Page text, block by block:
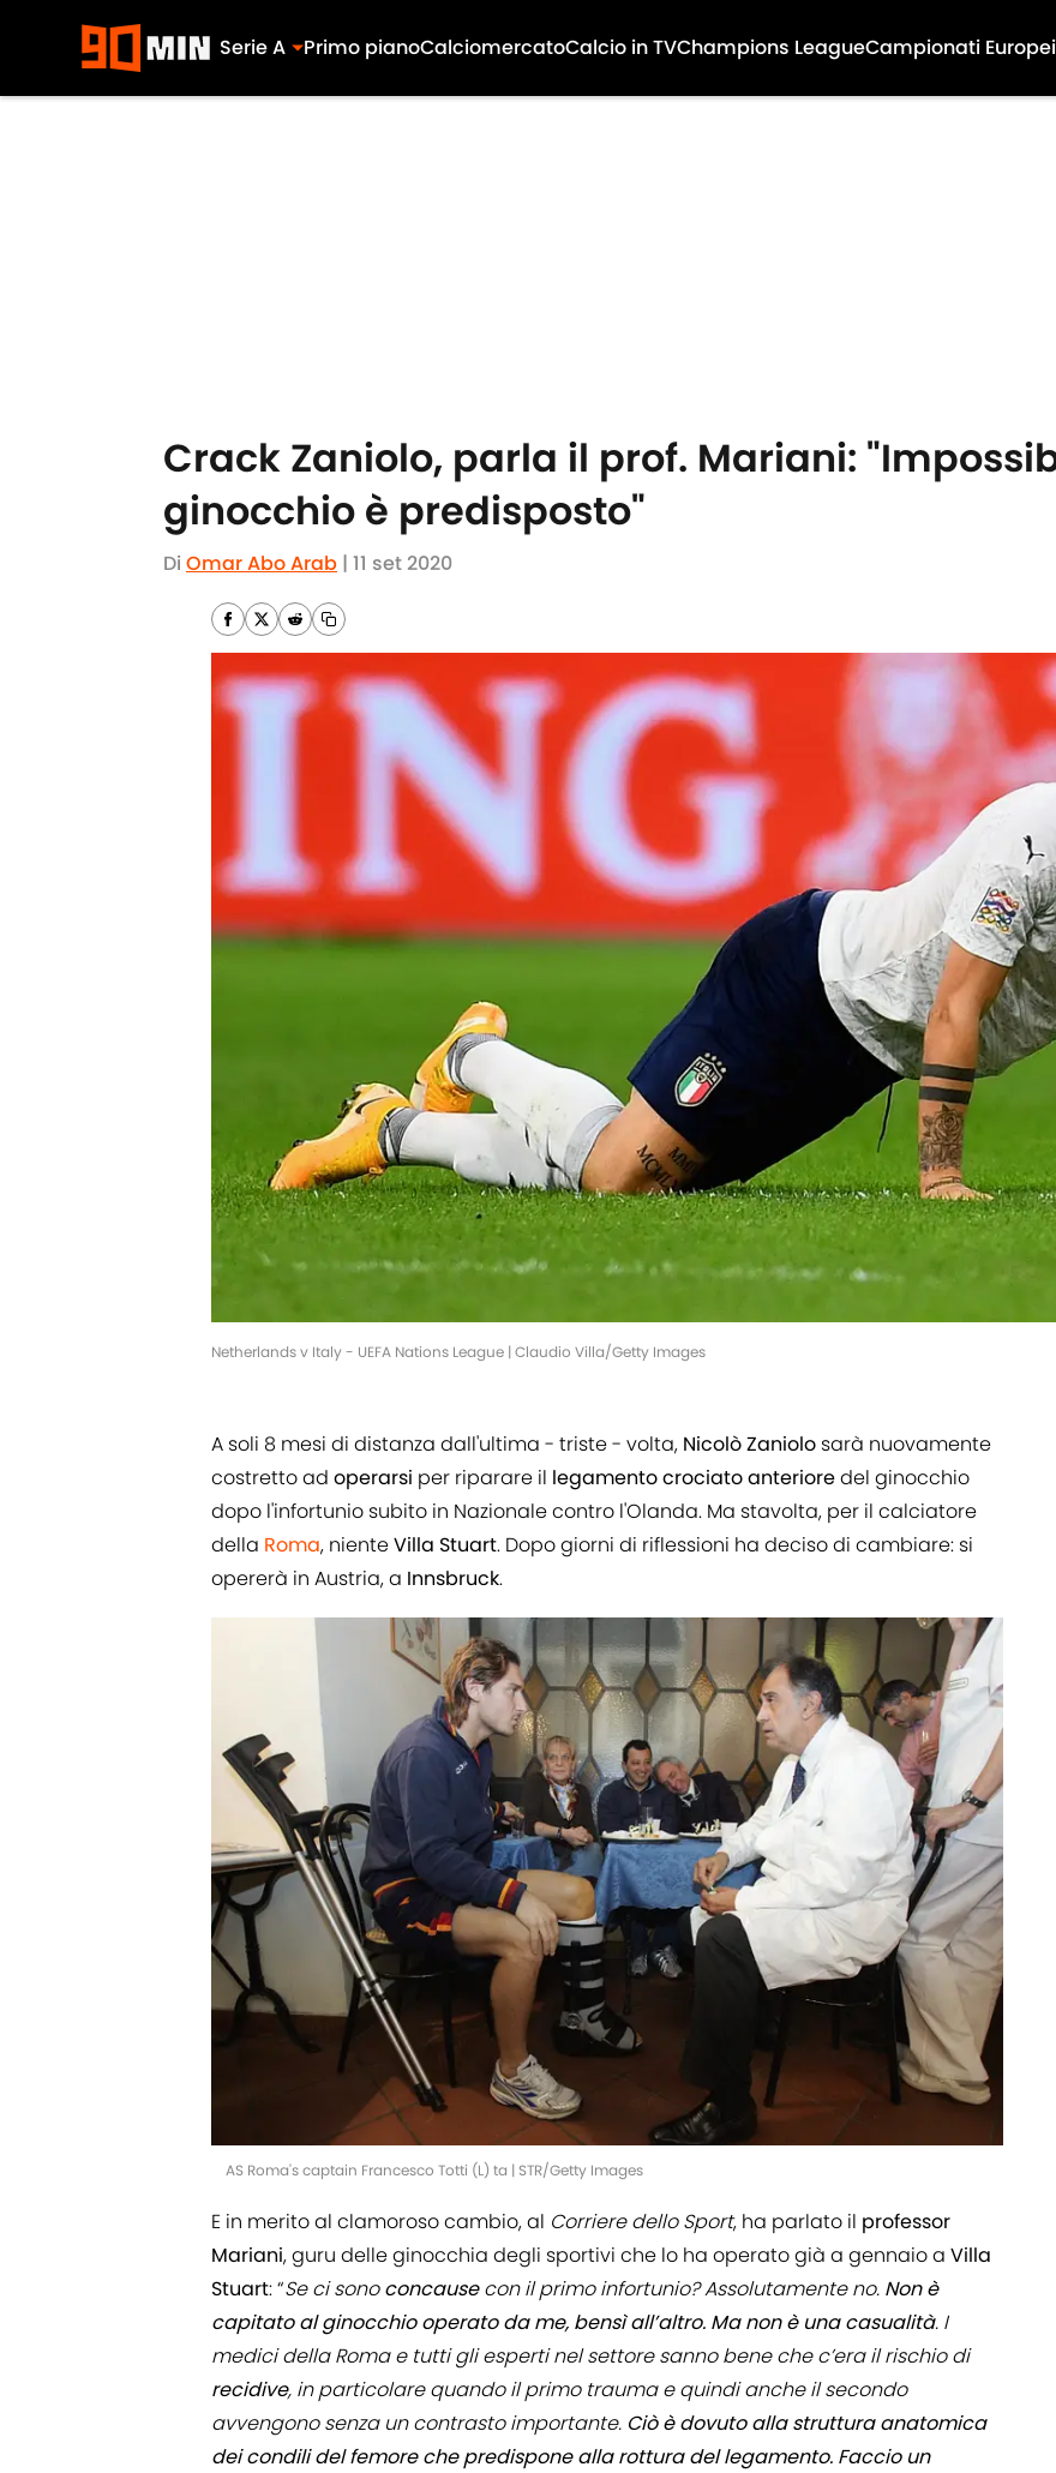
Serie A Primo pianoCalciomercatoCalcio in TVChampions LeagueCampionati Europei
Crack Zaniolo, parla il prof. Mariani:
ginocchio è predisposto"
Di Omar Abo Arab | 11 set 2020
Netherlands v Italy - UEFA Nations League | Claudio Villa/Getty Images
A soli 8 mesi di distanza dall'ultima - triste - volta, NicolòZaniolo sarà nuovamente
costretto ad operarsi per riparare il legamentocrociatoanterioredel ginocchio
dopo l'infortunio subito in Nazionale contro l'Olanda. Ma stavolta, per il calciatore
della Roma, nienteVilla Stuart. Dopo giorni di riflessioni ha deciso di cambiare: si
opererà in Austria, a Innsbruck.
AS Roma's captain Francesco Totti (L) ta | STR/Getty Images
E in merito al clamoroso cambio, al Corriere dello Sport, ha parlato il professor
Mariani, guru delle ginocchia degli sportivi che lo ha operato già a gennaio a Villa
Stuart: “Se ci sonoconcausecon il primo infortunio? Assolutamente no. Non è
capitato al ginocchio operato da me, bensì all’altro. Ma non è una casualità. I
medici della Roma e tutti gli esperti nel settore sanno bene che c’era il rischio di
recidive, in particolare quando il primo trauma e quindi anche il secondo
avvengono senza un contrasto importante. Ciò è dovuto alla struttura anatomica
dei condili del femore che predispone alla rottura del legamento. Faccio un